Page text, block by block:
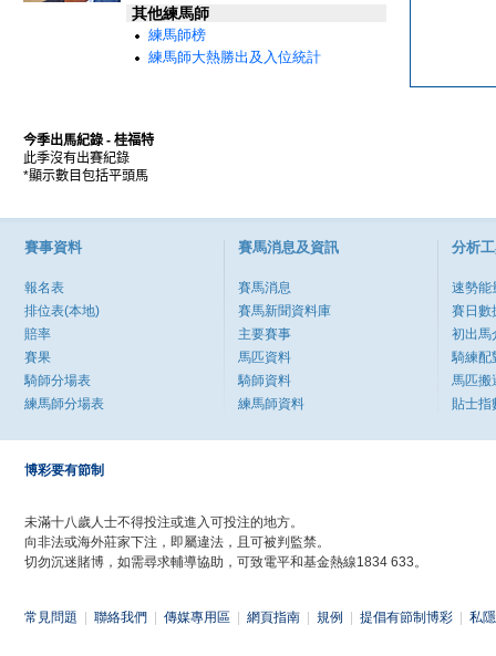
其他練馬師
練馬師榜
練馬師大熱勝出及入位統計
今季出馬紀錄 - 桂福特
此季沒有出賽紀錄
*顯示數目包括平頭馬
賽事資料
報名表
排位表(本地)
賠率
賽果
騎師分場表
練馬師分場表
賽馬消息及資訊
賽馬消息
賽馬新聞資料庫
主要賽事
馬匹資料
騎師資料
練馬師資料
分析
速勢能
賽日數
初出馬
騎練配
馬匹搬
貼士指
博彩要有節制
未滿十八歲人士不得投注或進入可投注的地方。
向非法或海外莊家下注，即屬違法，且可被判監禁。
切勿沉迷賭博，如需尋求輔導協助，可致電平和基金熱線1834 633。
常見問題 聯絡我們 傳媒專用區 網頁指南 規例 提倡有節制博彩 私